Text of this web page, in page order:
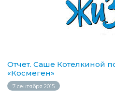
Отчет. Саше Котелкиной
«Космеген»
7 сентября 2015